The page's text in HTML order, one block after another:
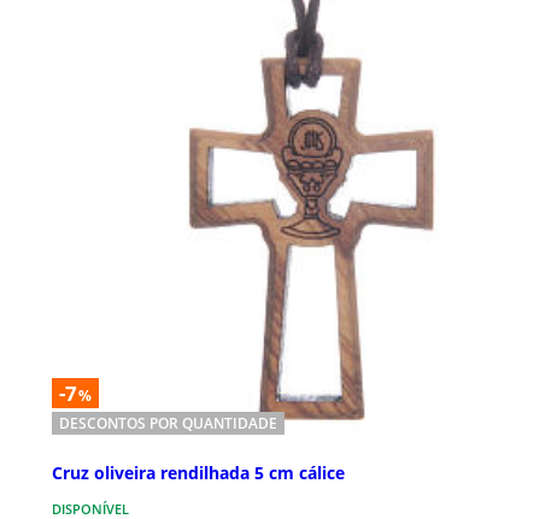
-7%
DESCONTOS POR QUANTIDADE
Cruz oliveira rendilhada 5 cm cálice
DISPONÍVEL